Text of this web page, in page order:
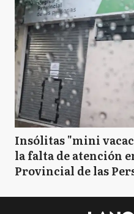
Insólitas "mini
la falta de atención
Provincial de las